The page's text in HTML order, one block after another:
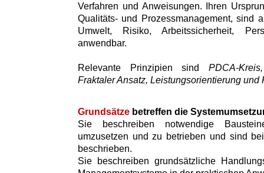
Verfahren und Anweisungen. Ihren
Qualitäts- und Prozessmanagement, sind
Umwelt, Risiko, Arbeitssicherheit,
anwendbar.
Relevante Prinzipien sind PDCA-
Fraktaler Ansatz, Leistungsorientierung und
Grundsätze betreffen die
Sie beschreiben notwendige
umzusetzen und zu betrieben und sind
beschrieben.
Sie beschreiben grundsätzliche